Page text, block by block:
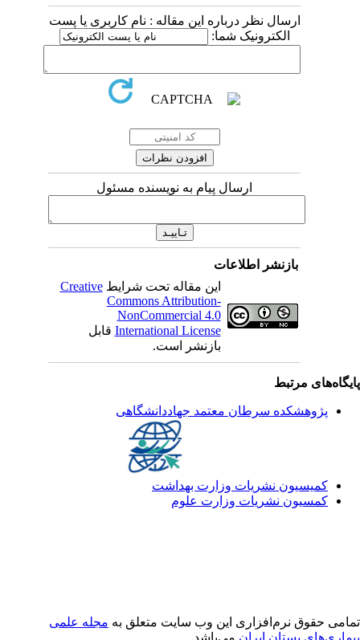
ارسال نظر درباره این مقاله : نام کاربری یا پست
الکترونیک شما:
ارسال پیام به نویسنده مسئول
بازنشر اطلاعات
این مقاله تحت شرایطCreative
Commons Attribution-
NonCommercial 4.0
International Licenseقابل
بازنشر است.
مرتبط
پژوهشکده سرطان معتمد جهاددانشگاهی
کمیسیون نشریات وزارت بهداشت
کمسیون نشریات وزارت علوم
حقوق نرم‌افزاری اين وب سایت متعلق بهمجله علمی